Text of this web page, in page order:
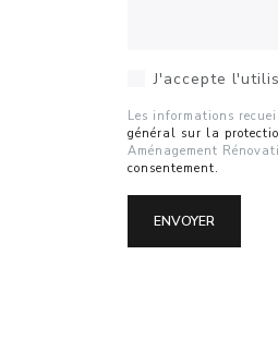
J'accepte
Les informations
général sur la
Aménagement
consentement.